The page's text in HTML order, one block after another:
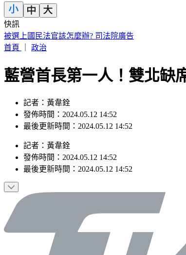
快訊
5年前爆校園霸凌！韓男星現身菲律賓近況曝
首頁
政治
藍營首長第一人！雙北
記者：黃韋銓
發佈時間：2024.05.12 14:52
最後更新時間：2024.05.12 14:52
記者 ： 黃韋銓
發佈時間： 2024.05.12 14:52
最後更新時間： 2024.05.12 14:52